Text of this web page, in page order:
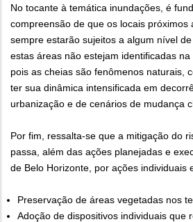
No tocante à temática inundações, é
compreensão de que os locais próximos
sempre estarão sujeitos a algum nível
estas áreas não estejam identificadas na
pois as cheias são fenômenos naturais,
ter sua dinâmica intensificada em
urbanização e de cenários de mudança
Por fim, ressalta-se que a mitigação do
passa, além das ações planejadas e
de Belo Horizonte, por ações individuais
Preservação de áreas vegetadas nos
Adoção de dispositivos individuais que